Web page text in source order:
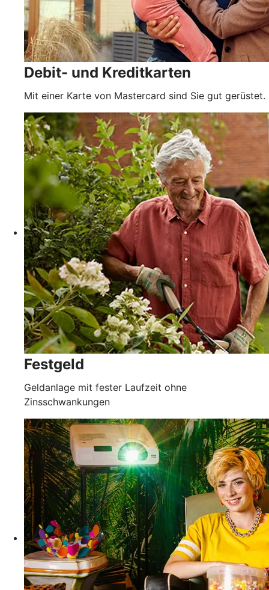
Debit- und Kreditkarten
Mit einer Karte von Mastercard sind Sie gut gerüstet.
Festgeld
Geldanlage mit fester Laufzeit ohne
Zinsschwankungen